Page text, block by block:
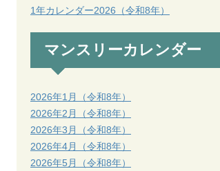
1年カレンダー2026（令和8年）
マンスリーカレンダー
2026年1月（令和8年）
2026年2月（令和8年）
2026年3月（令和8年）
2026年4月（令和8年）
2026年5月（令和8年）